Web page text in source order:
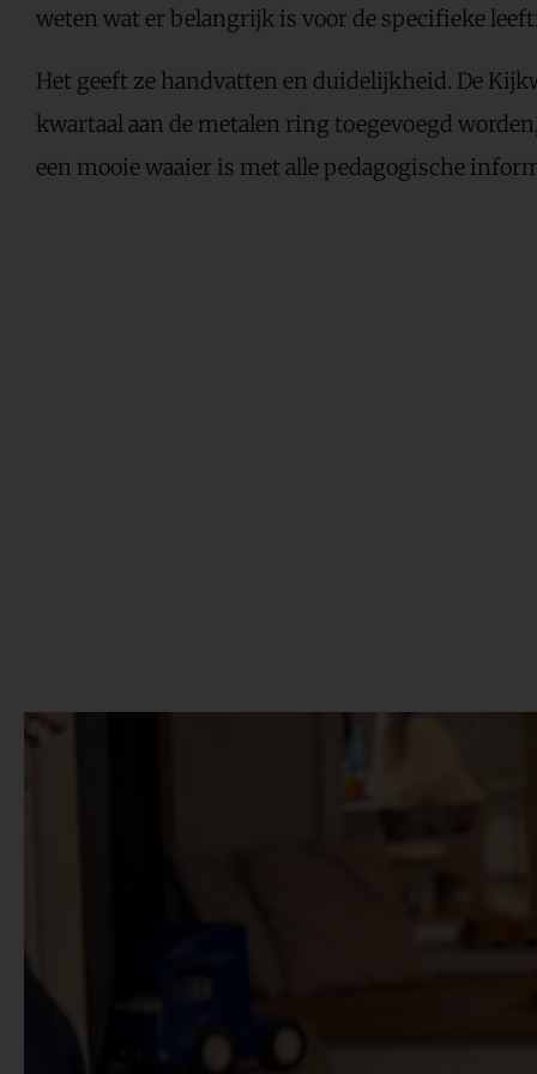
weten wat er belangrijk is voor de specifieke
Het geeft ze handvatten en duidelijkheid. De
kwartaal aan de metalen ring toegevoegd
een mooie waaier is met alle pedagogische